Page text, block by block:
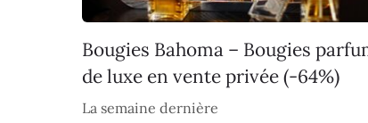
Bougies Bahoma – Bougies
de luxe en vente privée (-64%)
La semaine dernière